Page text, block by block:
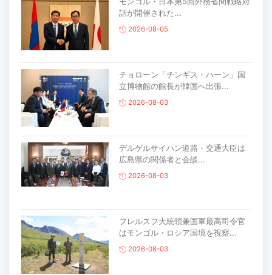
話が開催された...
2026-08-05
チョローン「チンギス・ハーン」国
立博物館の館長が韓国へ出張...
2026-08-03
デルゲルサイハン道路・交通大臣は
広島県の関係者と会談...
2026-08-03
フレルスフ大統領兼国軍最高司令官
はモンゴル・ロシア国境を視察...
2026-08-03